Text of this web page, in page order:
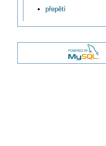
Mohu od světla v
Musí revizní technik
V čem jsou přednášky
Musí být po montáži
přepětí